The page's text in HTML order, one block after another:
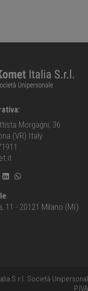
Morgagni, 36
(VR) Italy
:
11 - 20121 Milano (MI)
S.r.l. Società